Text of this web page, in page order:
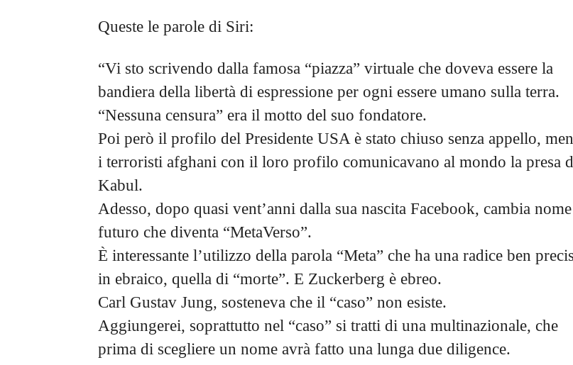
Queste le parole di Siri:
“Vi sto scrivendo dalla famosa “piazza” virtuale che doveva essere la
bandiera della libertà di espressione per ogni essere umano sulla terra.
“Nessuna censura” era il motto del suo fondatore.
Poi però il profilo del Presidente USA è stato chiuso senza appello,
i terroristi afghani con il loro profilo comunicavano al mondo la presa
Kabul.
Adesso, dopo quasi vent’anni dalla sua nascita Facebook, cambia
futuro che diventa “MetaVerso”.
È interessante l’utilizzo della parola “Meta” che ha una radice ben
in ebraico, quella di “morte”. E Zuckerberg è ebreo.
Carl Gustav Jung, sosteneva che il “caso” non esiste.
Aggiungerei, soprattutto nel “caso” si tratti di una multinazionale, che
prima di scegliere un nome avrà fatto una lunga due diligence.